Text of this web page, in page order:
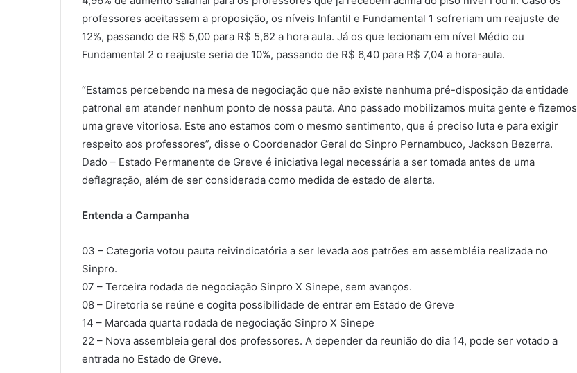
professores aceitassem a proposição, os níveis Infantil e Fundamental 1 sofreriam um reajuste de
12%, passando de R$ 5,00 para R$ 5,62 a hora aula. Já os que lecionam em nível Médio ou
Fundamental 2 o reajuste seria de 10%, passando de R$ 6,40 para R$ 7,04 a hora-aula.
“Estamos percebendo na mesa de negociação que não existe nenhuma pré-disposição da entidade
patronal em atender nenhum ponto de nossa pauta. Ano passado mobilizamos muita gente e fizemos
uma greve vitoriosa. Este ano estamos com o mesmo sentimento, que é preciso luta e para exigir
respeito aos professores”, disse o Coordenador Geral do Sinpro Pernambuco, Jackson Bezerra.
Dado – Estado Permanente de Greve é iniciativa legal necessária a ser tomada antes de uma
deflagração, além de ser considerada como medida de estado de alerta.
Entenda a Campanha
03 – Categoria votou pauta reivindicatória a ser levada aos patrões em assembléia realizada no
Sinpro.
07 – Terceira rodada de negociação Sinpro X Sinepe, sem avanços.
08 – Diretoria se reúne e cogita possibilidade de entrar em Estado de Greve
14 – Marcada quarta rodada de negociação Sinpro X Sinepe
22 – Nova assembleia geral dos professores. A depender da reunião do dia 14, pode ser votado a
entrada no Estado de Greve.